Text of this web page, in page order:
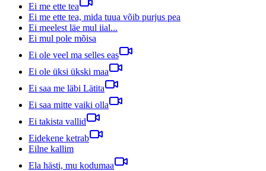
Ei me ette tea
Ei me ette tea, mida tuua võib purjus pea
Ei meelest läe mul iial...
Ei mul pole mõisa
Ei ole veel ma selles eas
Ei ole üksi ükski maa
Ei saa me läbi Lätita
Ei saa mitte vaiki olla
Ei takista vallid
Eidekene ketrab
Eilne kallim
Ela hästi, mu kodumaa